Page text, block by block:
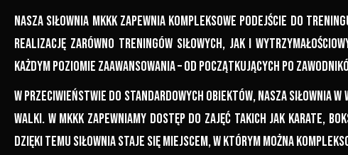
Nasza siłownia MKKK zapewnia kompleksowe podejście do
realizację zarówno treningów siłowych, jak i
każdym poziomie zaawansowania – od początkujących po
W przeciwieństwie do standardowych obiektów, nasza siłownia
walki. W MKKK zapewniamy dostęp do zajęć takich jak karate,
Dzięki temu siłownia staje się miejscem, w którym można